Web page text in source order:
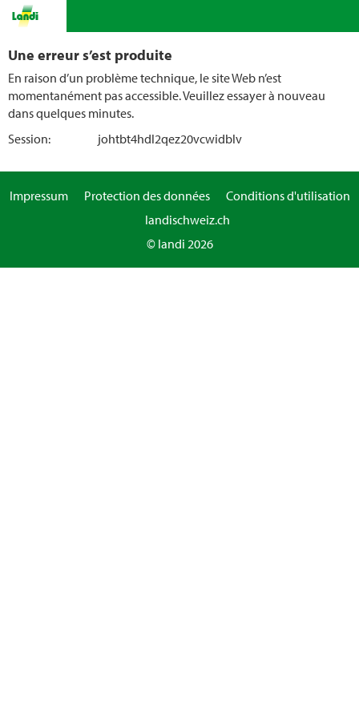
Une erreur s’est produite
En raison d’un problème technique, le site Web n’est
momentanément pas accessible. Veuillez essayer à nouveau
dans quelques minutes.
Session:
johtbt4hdl2qez20vcwidblv
Impressum Protection des données
Conditions d'utilisation
landischweiz.ch
© landi 2026